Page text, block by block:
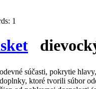
1
odevné súčasti, pokrytie
doplnky, ktoré tvorili súbor